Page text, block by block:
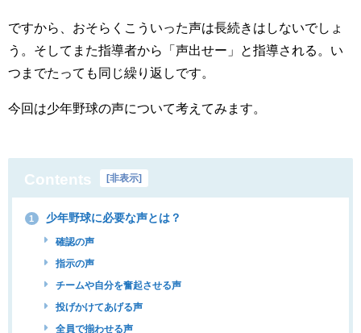
ですから、おそらくこういった声は長続きはしないでしょ
う。そしてまた指導者から「声出せー」と指導される。い
つまでたっても同じ繰り返しです。
今回は少年野球の声について考えてみます。
Contents [非表示]
1 少年野球に必要な声とは？
確認の声
指示の声
チームや自分を奮起させる声
投げかけてあげる声
全員で揃わせる声